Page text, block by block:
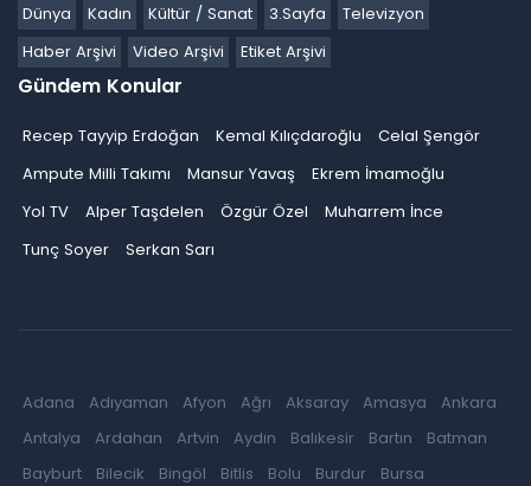
Dünya
Kadın Kültür / Sanat 3.Sayfa
Televizyon
Haber Arşivi
Video Arşivi Etiket Arşivi
Gündem Konular
Recep Tayyip Erdoğan Kemal Kılıçdaroğlu
Celal Şengör
Ampute Milli Takımı
Mansur Yavaş
Ekrem İmamoğlu
Yol TV
Alper Taşdelen Özgür Özel
Muharrem İnce
Tunç Soyer
Serkan Sarı
Adana Adıyaman Afyon Ağrı Aksaray Amasya
Ankara
Antalya
Ardahan Artvin Aydın Balıkesir Bartın
Batman
Bayburt
Bilecik Bingöl Bitlis Bolu Burdur
Bursa